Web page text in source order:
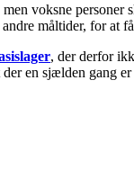
voksne
måltider, for at
, der derfor
en sjælden gang